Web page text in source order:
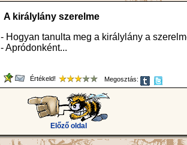
A királylány szerelme
- Hogyan tanulta meg a királylány a
- Apródonként...
Értékeld! Megosztás:
Előző oldal